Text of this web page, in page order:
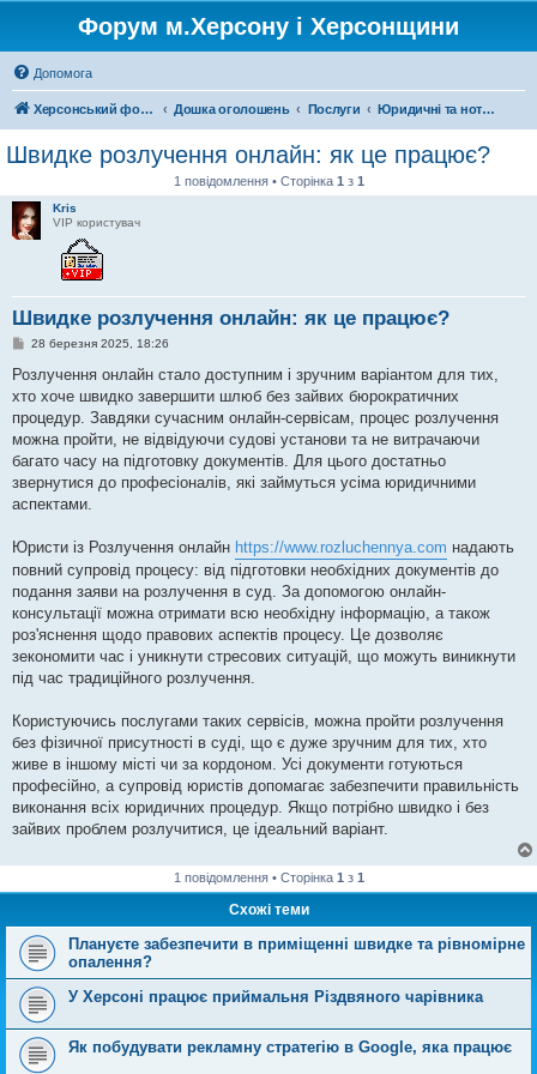
Форум м.Херсону і Херсонщини
Допомога
Херсонський форум Дошка оголошень Послуги Юридичні та нотаріальні послуги
Швидке розлучення онлайн: як це працює?
1 повідомлення • Сторінка 1 з 1
Kris
VIP користувач
Швидке розлучення онлайн: як це працює?
П
в
д
о
л
е
н
я
28 березня 2025, 18:26
Розлучення онлайн стало доступним і зручним варіантом для тих,
хто хоче швидко завершити шлюб без зайвих бюрократичних
процедур. Завдяки сучасним онлайн-сервісам, процес розлучення
можна пройти, не відвідуючи судові установи та не витрачаючи
багато часу на підготовку документів. Для цього достатньо
звернутися до професіоналів, які займуться усіма юридичними
аспектами.
Юристи із Розлучення онлайн https://www.rozluchennya.com надають
повний супровід процесу: від підготовки необхідних документів до
подання заяви на розлучення в суд. За допомогою онлайн-
консультації можна отримати всю необхідну інформацію, а також
роз'яснення щодо правових аспектів процесу. Це дозволяє
зекономити час і уникнути стресових ситуацій, що можуть виникнути
під час традиційного розлучення.
Користуючись послугами таких сервісів, можна пройти розлучення
без фізичної присутності в суді, що є дуже зручним для тих, хто
живе в іншому місті чи за кордоном. Усі документи готуються
професійно, а супровід юристів допомагає забезпечити правильність
виконання всіх юридичних процедур. Якщо потрібно швидко і без
зайвих проблем розлучитися, це ідеальний варіант.
1 повідомлення • Сторінка 1 з 1
Схожі теми
Плануєте забезпечити в приміщенні швидке та рівномірне
опалення?
У Херсоні працює приймальня Різдвяного чарівника
Як побудувати рекламну стратегію в Google, яка працює